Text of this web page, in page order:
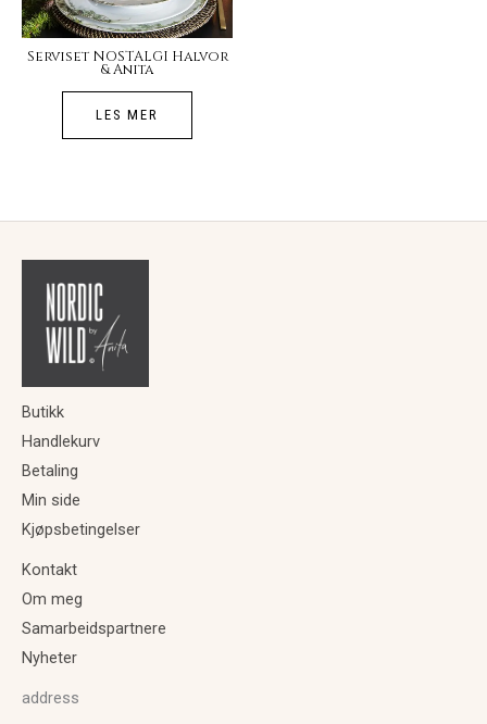
Serviset NOSTALGI Halvor
& Anita
LES MER
Butikk
Handlekurv
Betaling
Min side
Kjøpsbetingelser
Kontakt
Om meg
Samarbeidspartnere
Nyheter
address